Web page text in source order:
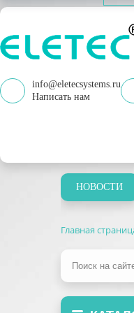
info@eletecsystems.ru
Написать нам
НОВОСТИ
Главная